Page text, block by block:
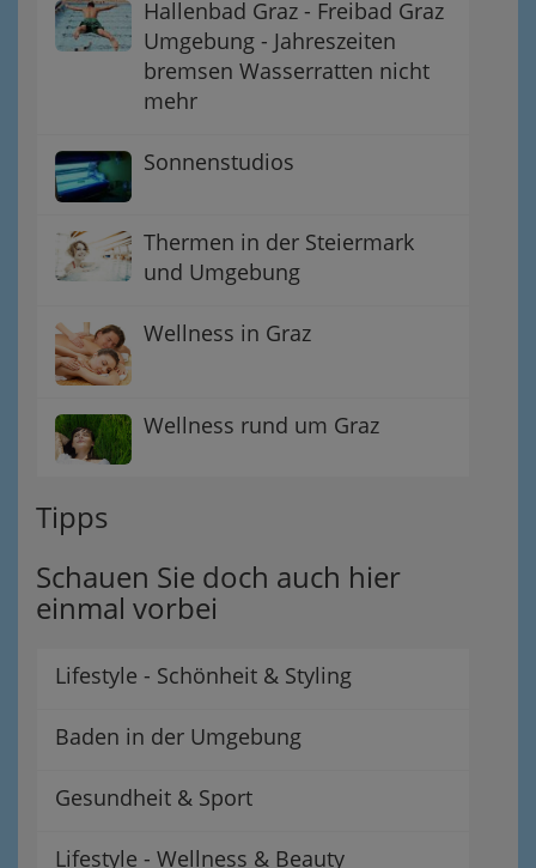
Hallenbad Graz - Freibad Graz
Umgebung - Jahreszeiten
bremsen Wasserratten nicht
mehr
Sonnenstudios
Thermen in der Steiermark
und Umgebung
Wellness in Graz
Wellness rund um Graz
Tipps
Schauen Sie doch auch hier
einmal vorbei
Lifestyle - Schönheit & Styling
Baden in der Umgebung
Gesundheit & Sport
Lifestyle - Wellness & Beauty